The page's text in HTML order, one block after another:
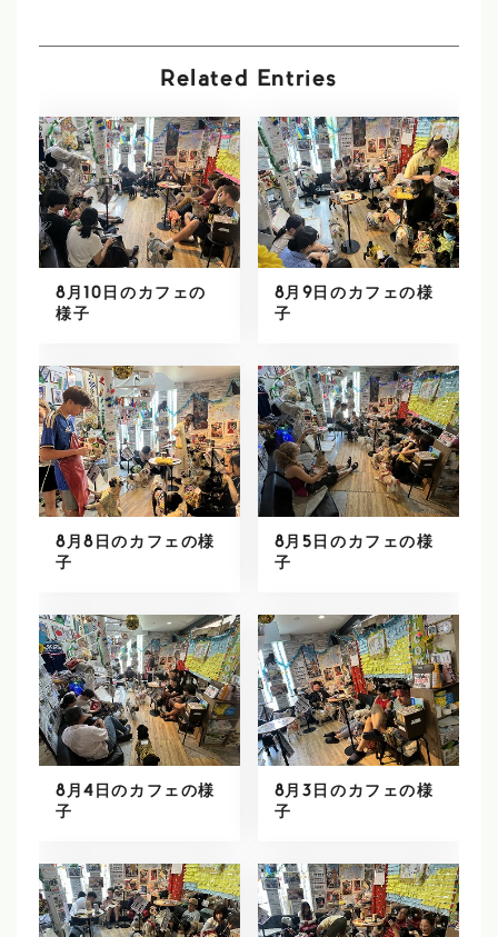
Related Entries
8月10日のカフェの
様子
8月9日のカフェの様
子
8月8日のカフェの様
子
8月5日のカフェの様
子
8月4日のカフェの様
子
8月3日のカフェの様
子